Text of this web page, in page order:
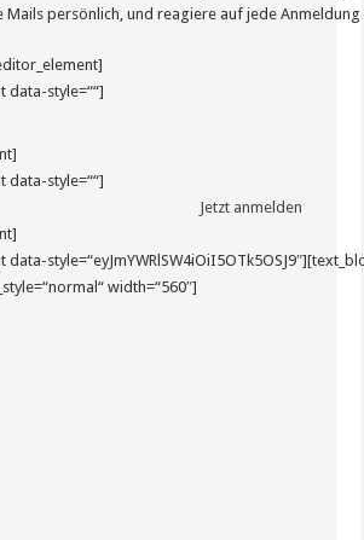
Mails persönlich, und reagiere auf jede Anmeldung
data-style=““]
data-style=““]
Jetzt anmelden
width=“560″]